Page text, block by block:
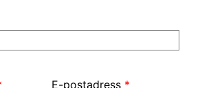
E-postadress *